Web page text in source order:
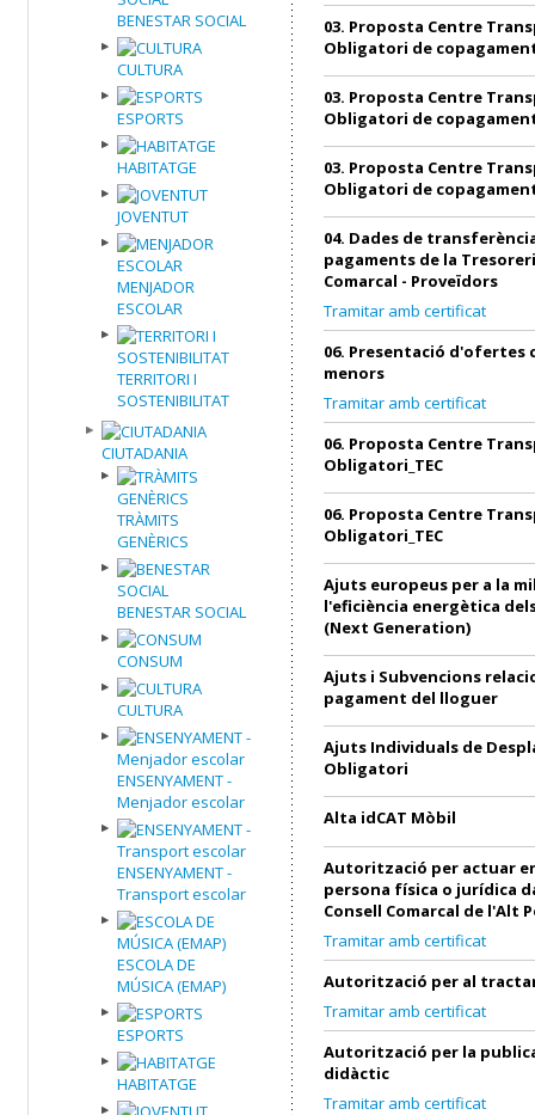
BENESTAR SOCIAL
CULTURA
ESPORTS
HABITATGE
JOVENTUT
MENJADOR
ESCOLAR
TERRITORI I
SOSTENIBILITAT
CIUTADANIA
TRÀMITS
GENÈRICS
BENESTAR SOCIAL
CONSUM
CULTURA
ENSENYAMENT -
Menjador escolar
ENSENYAMENT -
Transport escolar
ESCOLA DE
MÚSICA (EMAP)
ESPORTS
HABITATGE
03. Proposta Centre
Obligatori de
03. Proposta Centre
Obligatori de
03. Proposta Centre
Obligatori de
04. Dades de
pagaments de la
Comarcal - Proveïdors
Tramitar amb certificat
06. Presentació d'ofertes
menors
Tramitar amb certificat
06. Proposta Centre
Obligatori_TEC
06. Proposta Centre
Obligatori_TEC
Ajuts europeus per a la
l'eficiència energètica
(Next Generation)
Ajuts i Subvencions
pagament del lloguer
Ajuts Individuals de
Obligatori
Alta idCAT Mòbil
Autorització per actuar
persona física o jurídica
Consell Comarcal de l'Alt
Tramitar amb certificat
Autorització per al
Tramitar amb certificat
Autorització per la
didàctic
Tramitar amb certificat